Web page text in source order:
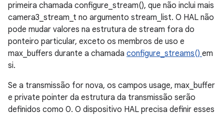
primeira chamada configure_stream(), que não inclui mais
camera3_stream_t no argumento stream_list. O HAL não
pode mudar valores na estrutura de stream fora do
ponteiro particular, exceto os membros de uso e
max_buffers durante a chamada configure_streams() em
si.
Se a transmissão for nova, os campos usage, max_buffer
e private pointer da estrutura da transmissão serão
definidos como 0. O dispositivo HAL precisa definir esses